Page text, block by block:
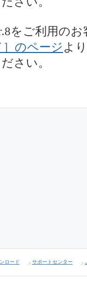
をご利用の
］のページより
さい。
ロード サポートセンター